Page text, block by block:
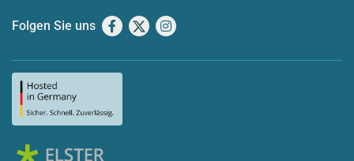
Folgen Sie uns Facebook
X Instagram